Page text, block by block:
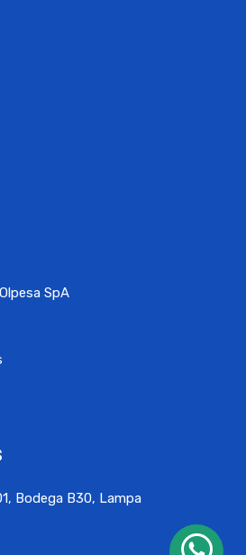
SpA
Bodega B30, Lampa